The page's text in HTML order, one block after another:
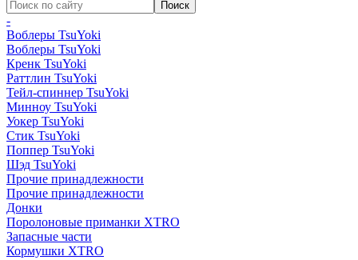
-
Воблеры TsuYoki
Воблеры TsuYoki
Кренк TsuYoki
Раттлин TsuYoki
Тейл-спиннер TsuYoki
Минноу TsuYoki
Уокер TsuYoki
Стик TsuYoki
Поппер TsuYoki
Шэд TsuYoki
Прочие принадлежности
Прочие принадлежности
Донки
Поролоновые приманки XTRO
Запасные части
Кормушки XTRO